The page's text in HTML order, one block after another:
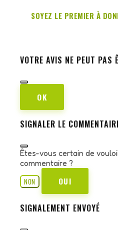
SOYEZ LE PREMIER À
VOTRE AVIS NE PEUT PAS
OK
SIGNALER LE
Êtes-vous certain de
commentaire ?
NON
OUI
SIGNALEMENT ENVOYÉ